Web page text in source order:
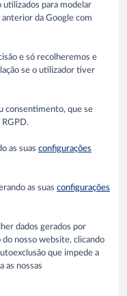
utilizados para modelar
da Google com
e só recolheremos e
se o utilizador tiver
consentimento, que se
RGPD.
as suas configurações
as suas configurações
dados gerados por
do nosso website, clicando
que impede a
as nossas